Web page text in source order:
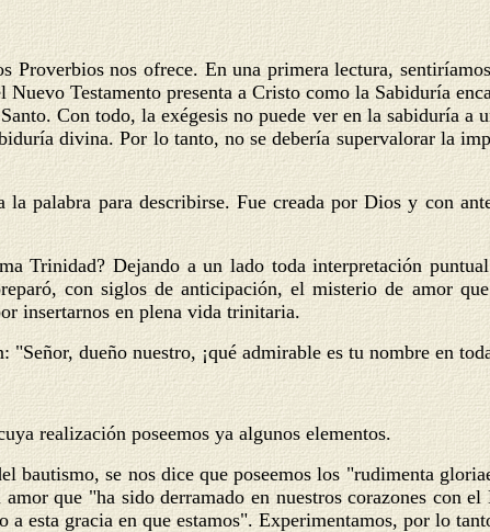
nos ofrece. En una primera lectura,
Testamento presenta a Cristo como la Sabiduría
Con todo, la exégesis no puede ver en la sabiduría a
divina. Por lo tanto, no se debería supervalorar la
palabra para describirse. Fue creada por Dios y con
Trinidad? Dejando a un lado toda interpretación
con siglos de anticipación, el misterio de amor
insertarnos en plena vida trinitaria.
dueño nuestro, ¡qué admirable es tu nombre en
realización poseemos ya algunos elementos.
se nos dice que poseemos los "rudimenta
que "ha sido derramado en nuestros corazones con
esta gracia en que estamos". Experimentamos, por lo